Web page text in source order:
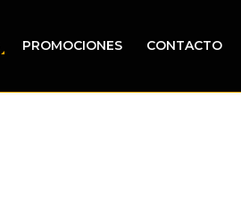
PROMOCIONES CONTACTO